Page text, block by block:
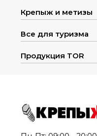
Крепыж и метизы
Все для туризма
Продукция TOR